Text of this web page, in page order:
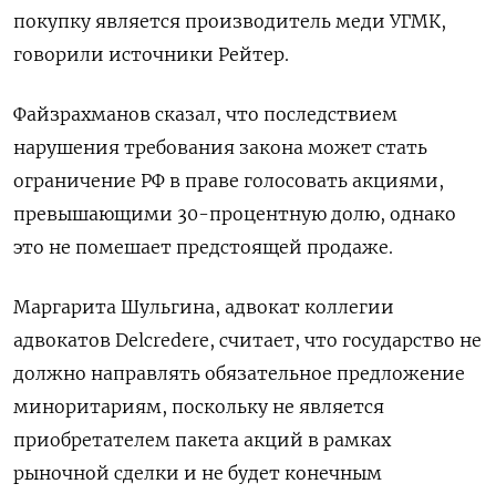
покупку является производитель меди УГМК,
говорили источники Рейтер.
Файзрахманов сказал, что последствием
нарушения требования закона может стать
ограничение РФ в праве голосовать акциями,
превышающими 30-процентную долю, однако
это не помешает предстоящей продаже.
Маргарита Шульгина, адвокат коллегии
адвокатов Delcredere, считает, что государство не
должно направлять обязательное предложение
миноритариям, поскольку не является
приобретателем пакета акций в рамках
рыночной сделки и не будет конечным